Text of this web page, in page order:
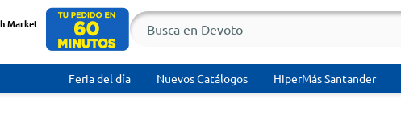
Market
Feria del día Nuevos Catálogos HiperMás Santander